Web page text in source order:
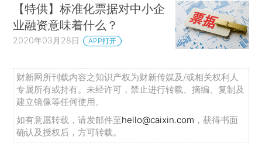
【特供】标准化票据对中小企
业融资意味着什么？
2020年03月28日 APP打开
财新网所刊载内容之知识产权为财新传媒及/或相关权利人
专属所有或持有。未经许可，禁止进行转载、摘编、复制及
建立镜像等任何使用。
如有意愿转载，请发邮件至hello@caixin.com ，获得书面
确认及授权后，方可转载。